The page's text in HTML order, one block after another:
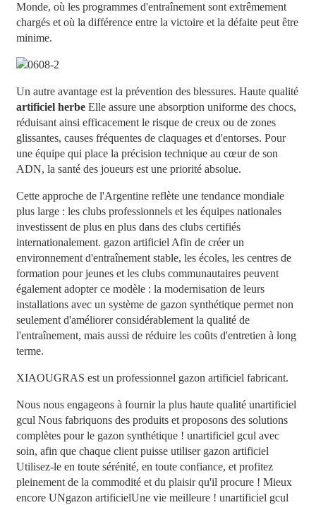
Monde, où les programmes d'entraînement sont extrêmement
chargés et où la différence entre la victoire et la défaite peut être
minime.
Un autre avantage est la prévention des blessures. Haute qualité
artificielherbeElle assure une absorption uniforme des chocs,
réduisant ainsi efficacement le risque de creux ou de zones
glissantes, causes fréquentes de claquages ​​et d'entorses. Pour
une équipe qui place la précision technique au cœur de son
ADN, la santé des joueurs est une priorité absolue.
Cette approche de l'Argentine reflète une tendance mondiale
plus large : les clubs professionnels et les équipes nationales
investissent de plus en plus dans des clubs certifiés
internationalement. gazon artificiel Afin de créer un
environnement d'entraînement stable, les écoles, les centres de
formation pour jeunes et les clubs communautaires peuvent
également adopter ce modèle : la modernisation de leurs
installations avec un système de gazon synthétique permet non
seulement d'améliorer considérablement la qualité de
l'entraînement, mais aussi de réduire les coûts d'entretien à long
terme.
XIAOUGRAS est un professionnel gazon artificiel fabricant.
Nous nous engageons à fournir la plus haute qualité unartificiel
gcul Nous fabriquons des produits et proposons des solutions
complètes pour le gazon synthétique ! unartificiel gcul avec
soin, afin que chaque client puisse utiliser gazon artificiel
Utilisez-le en toute sérénité, en toute confiance, et profitez
pleinement de la commodité et du plaisir qu'il procure ! Mieux
encore UNgazon artificielUne vie meilleure ! unartificiel gcul